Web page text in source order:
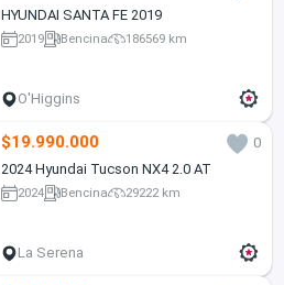
HYUNDAI SANTA FE 2019
2019 Bencina 186569 km
O'Higgins
$19.990.000
0
2024 Hyundai Tucson NX4 2.0 AT
2024 Bencina 29222 km
La Serena